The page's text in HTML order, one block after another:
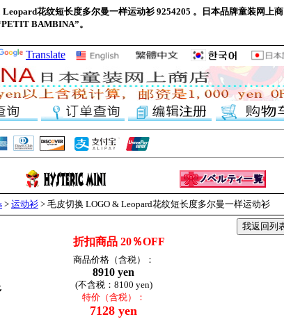
花纹短长度多尔曼一样运动衫 9254205 。日本品牌童装网上商
BAMBINA”。
Translate
> 运动衫 > 毛皮切换 LOGO & Leopard花纹短长度多尔曼一样运动衫
折扣商品 20％OFF
商品价格（含税）：
8910 yen
(不含税：8100 yen)
特价（含税）：
7128 yen